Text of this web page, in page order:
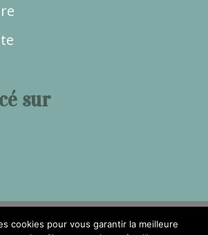
sur
cookies pour vous garantir la meilleure